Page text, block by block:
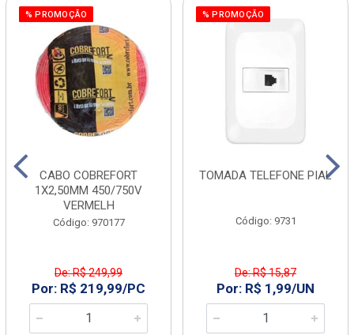
% PROMOÇÃO
CABO COBREFORT
1X2,50MM 450/750V
VERMELH
Código: 970177
De: R$ 249,99
Por: R$ 219,99/PC
% PROMOÇÃO
TOMADA TELEFONE PIAL
Código: 9731
De: R$ 15,87
Por: R$ 1,99/UN